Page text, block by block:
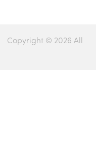
Copyright © 2026 All